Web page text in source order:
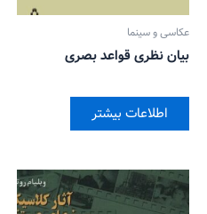
عکاسی و سینما
بیان نظری قواعد بصری
اطلاعات بیشتر